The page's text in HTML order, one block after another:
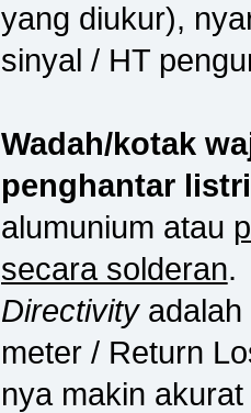
yang diukur),
sinyal / HT
Wadah/kotak
penghantar
alumunium atau
secara solderan.
Directivityadalah
meter / Return
nya makin